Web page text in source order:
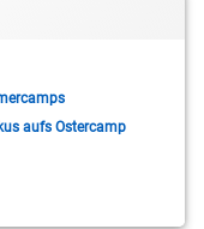
aufs Ostercamp